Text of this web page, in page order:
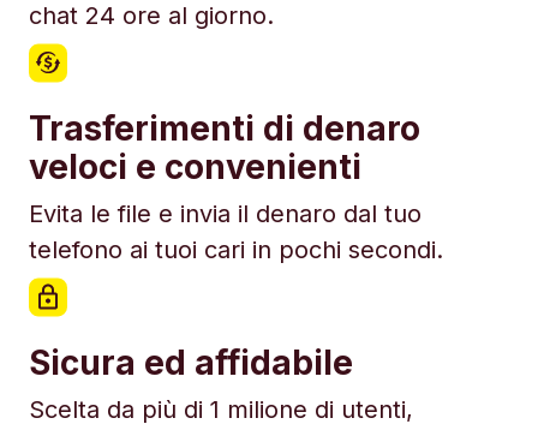
chat 24 ore al giorno.
Trasferimenti di denaro
veloci e convenienti
Evita le file e invia il denaro dal tuo
telefono ai tuoi cari in pochi secondi.
Sicura ed affidabile
Scelta da più di 1 milione di utenti,